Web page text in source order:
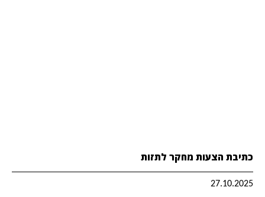
כתיבת הצעות מחקר לתזות
27.10.2025